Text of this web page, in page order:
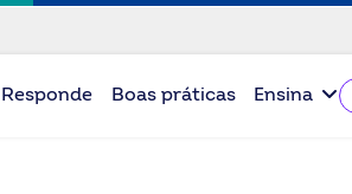
Responde Boas práticas Ensina